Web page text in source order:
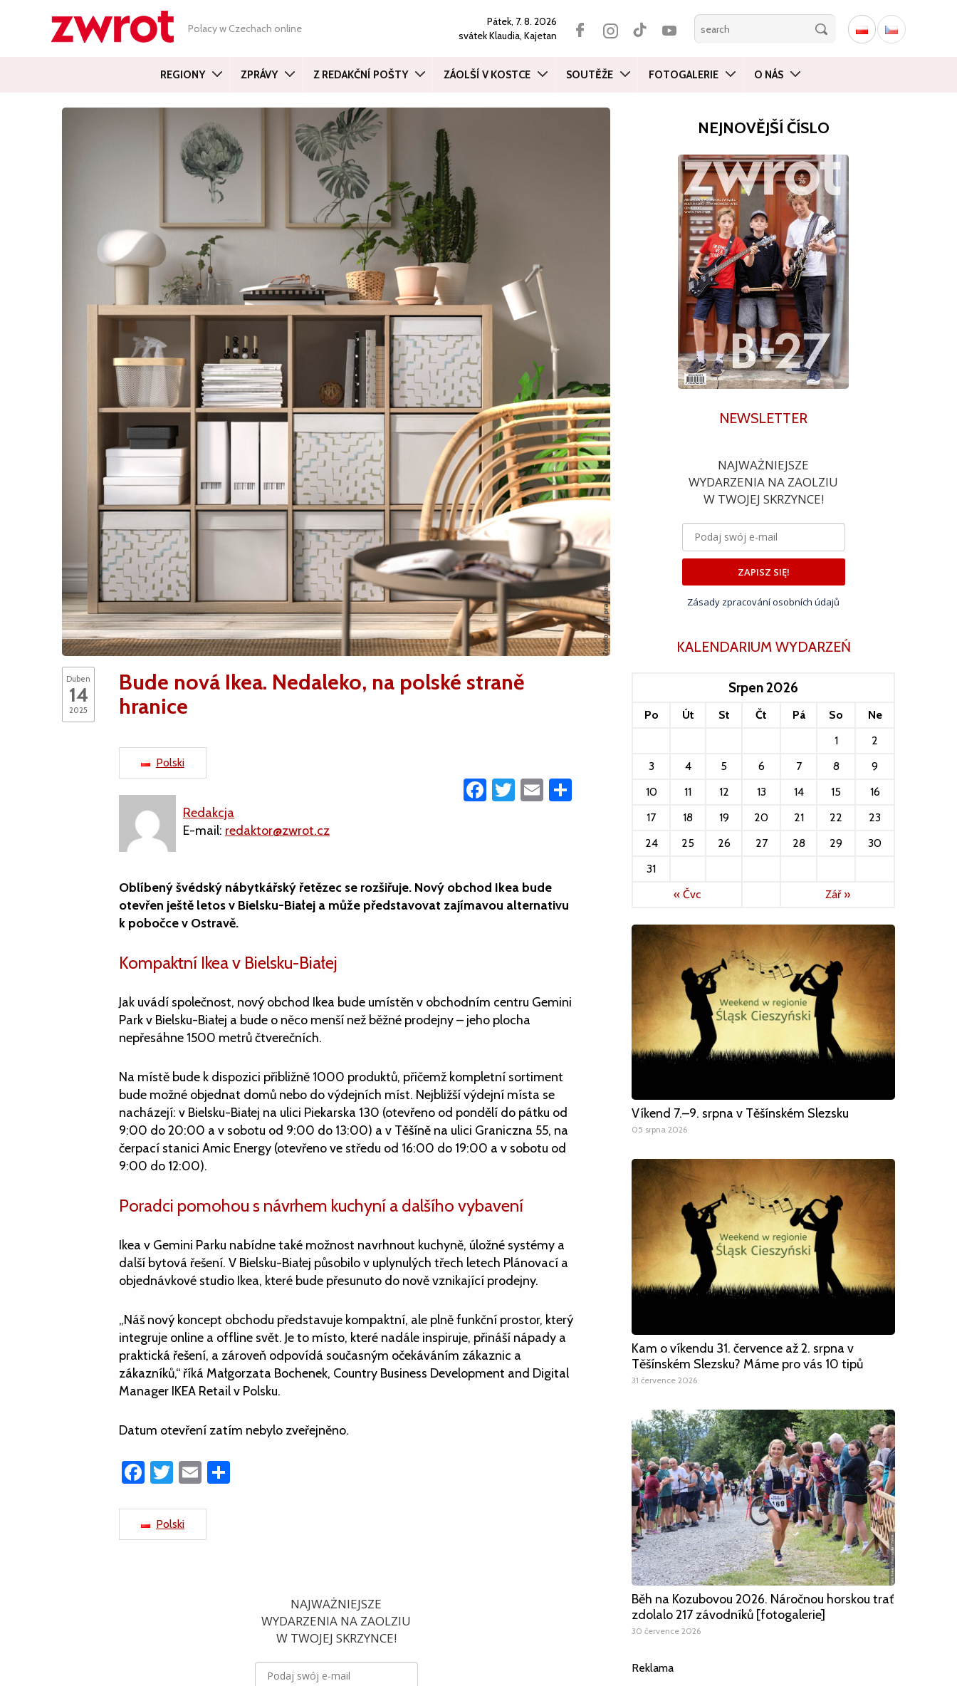
Polacy w Czechach online
Pátek, 7. 8. 2026
svátekKlaudia, Kajetan
REGIONY ZPRÁVY Z REDAKČNÍ POŠTY ZÁOLŠÍ V KOSTCE SOUTĚŽE FOTOGALERIE O NÁS
Duben
14
2025
Bude nová Ikea. Nedaleko, na polské straně
hranice
Polski
Redakcja
E-mail: redaktor@zwrot.cz
Facebook
Twitter
Email
Oblíbený švédský nábytkářský řetězec se rozšiřuje. Nový obchod Ikea bude
otevřen ještě letos v Bielsku-Białej a může představovat zajímavou alternativu
k pobočce v Ostravě.
Kompaktní Ikea v Bielsku-Białej
Jak uvádí společnost, nový obchod Ikea bude umístěn v obchodním centru Gemini
Park v Bielsku-Białej a bude o něco menší než běžné prodejny – jeho plocha
nepřesáhne 1500 metrů čtverečních.
Na místě bude k dispozici přibližně 1000 produktů, přičemž kompletní sortiment
bude možné objednat domů nebo do výdejních míst. Nejbližší výdejní místa se
nacházejí: v Bielsku-Białej na ulici Piekarska 130 (otevřeno od pondělí do pátku od
9:00 do 20:00 a v sobotu od 9:00 do 13:00) a v Těšíně na ulici Graniczna 55, na
čerpací stanici Amic Energy (otevřeno ve středu od 16:00 do 19:00 a v sobotu od
9:00 do 12:00).
Poradci pomohou s návrhem kuchyní a dalšího vybavení
Ikea v Gemini Parku nabídne také možnost navrhnout kuchyně, úložné systémy a
další bytová řešení. V Bielsku-Białej působilo v uplynulých třech letech Plánovací a
objednávkové studio Ikea, které bude přesunuto do nově vznikající prodejny.
„Náš nový koncept obchodu představuje kompaktní, ale plně funkční prostor, který
integruje online a offline svět. Je to místo, které nadále inspiruje, přináší nápady a
praktická řešení, a zároveň odpovídá současným očekáváním zákaznic a
zákazníků,“ říká Małgorzata Bochenek, Country Business Development and Digital
Manager IKEA Retail v Polsku.
Datum otevření zatím nebylo zveřejněno.
Facebook
Twitter
Email
Polski
NAJWAŻNIEJSZE
WYDARZENIA NA ZAOLZIU
W TWOJEJ SKRZYNCE!
NEJNOVĚJŠÍ ČÍSLO
NEWSLETTER
NAJWAŻNIEJSZE
WYDARZENIA NA ZAOLZIU
W TWOJEJ SKRZYNCE!
ZAPISZ SIĘ!
Zásady zpracování osobních údajů
KALENDARIUM WYDARZEŃ
Srpen 2026
Po Út St Čt Pá So
Ne
1
2
3
4 5 6 7 8
9
10
11 12 13 14 15
16
17
18 19 20 21 22
23
24
25 26 27 28 29
30
31
« Čvc
Zář »
Víkend 7.–9. srpna v Těšínském Slezsku
05 srpna 2026
Kam o víkendu 31. července až 2. srpna v
Těšínském Slezsku? Máme pro vás 10 tipů
31 července 2026
Běh na Kozubovou 2026. Náročnou horskou trať
zdolalo 217 závodníků [fotogalerie]
30 července 2026
Reklama